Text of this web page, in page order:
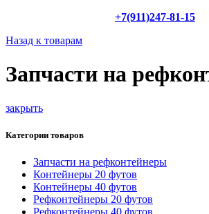
+7(911)247-81-15
Назад к товарам
Запчасти на
закрыть
Категории товаров
Запчасти на рефконтейнеры
Контейнеры 20 футов
Контейнеры 40 футов
Рефконтейнеры 20 футов